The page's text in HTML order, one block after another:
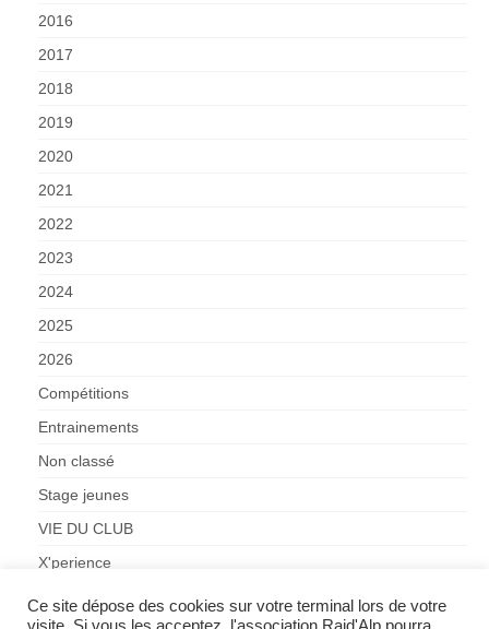
2016
2017
2018
2019
2020
2021
2022
2023
2024
2025
2026
Compétitions
Entrainements
Non classé
Stage jeunes
VIE DU CLUB
X'perience
Ce site dépose des cookies sur votre terminal lors de votre